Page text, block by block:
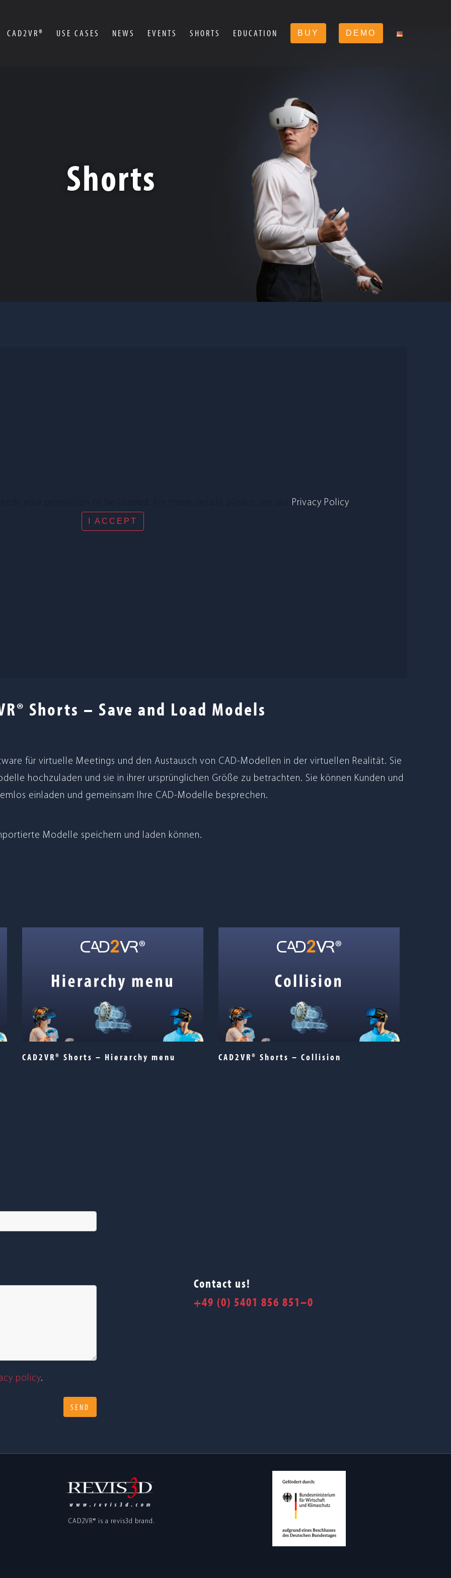
CAD2VR® USE CASES NEWS EVENTS SHORTS EDUCATION BUY DEMO
Shorts
Pri­vacy Policy.
I ACCEPT
Shorts – Save and Load Models
für vir­tu­elle Mee­tings und den Aus­tausch von CAD-Model­len in der vir­tu­el­len Rea­li­tät. Sie
hoch­zu­la­den und sie in ihrer ursprüng­li­chen Größe zu betrach­ten. Sie kön­nen Kun­den und
ein­la­den und gemein­sam Ihre CAD-Modelle besprechen.
Modelle spei­chern und laden können.
CAD2VR® Shorts – Hierarchy menu CAD2VR® Shorts – Collision
policy.
Contact us!
+49 (0) 5401 856 851–0
CAD2VR® is a revis3d brand.